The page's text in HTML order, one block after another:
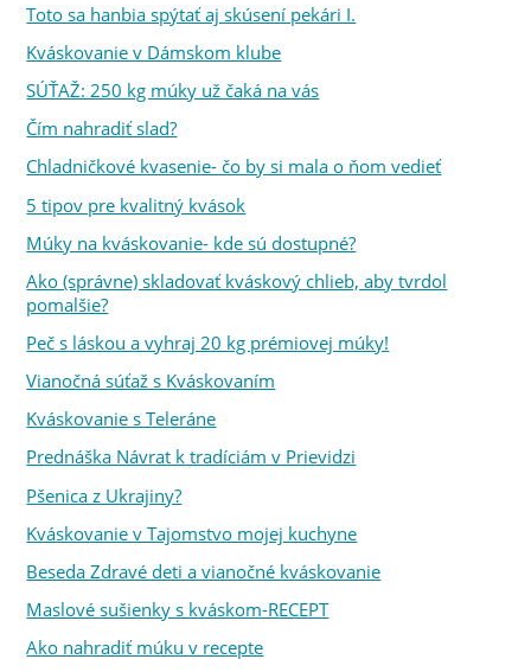
Toto sa hanbia spýtať aj skúsení pekári I.
Kváskovanie v Dámskom klube
SÚŤAŽ: 250 kg múky už čaká na vás
Čím nahradiť slad?
Chladničkové kvasenie- čo by si mala o ňom vedieť
5 tipov pre kvalitný kvások
Múky na kváskovanie- kde sú dostupné?
Ako (správne) skladovať kváskový chlieb, aby tvrdol
pomalšie?
Peč s láskou a vyhraj 20 kg prémiovej múky!
Vianočná súťaž s Kváskovaním
Kváskovanie s Teleráne
Prednáška Návrat k tradíciám v Prievidzi
Pšenica z Ukrajiny?
Kváskovanie v Tajomstvo mojej kuchyne
Beseda Zdravé deti a vianočné kváskovanie
Maslové sušienky s kváskom-RECEPT
Ako nahradiť múku v recepte